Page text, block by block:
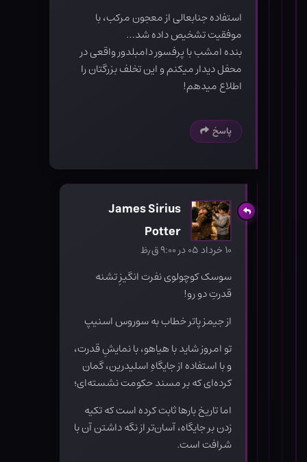
استفاده جنابعالی از معجون مرکب، با
موفقیت تشخیص داده شد…
بنده امشب با پرفسور دامبلدور واقعی در
محفل دیدار میکنم و این تخلف بزرگتان را
اطلاع میدهم!
پاسخ
James Sirius
Potter
۱۰ خرداد ۰۵ در ۹:۰۰ ق٫ظ
سوسک کوچولوی نفرت انگیزِ تشنه
قدرتِ دو رو!
از جیمز پاتر خطاب به سوروس اسنیپ
تو امروز شاید با هیاهو، با نمایشِ قدرت،
و با استفاده از جایگاهِ اسلیدرین، گمان
کرده‌ای که بر مسند حکومت نشسته‌ای؛
اما تاریخ بارها ثابت کرده است که تکیه
زدن بر جایگاه، آسان‌تر از نگه داشتن آن با
شرافت است.